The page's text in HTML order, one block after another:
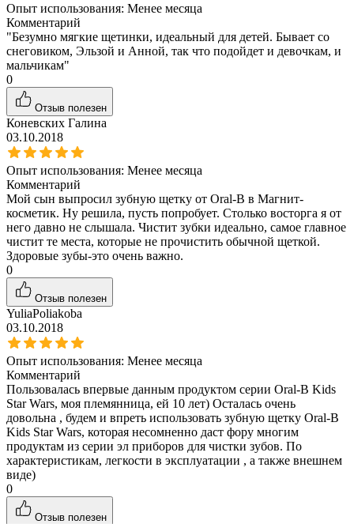
Опыт использования: Менее месяца
Комментарий
"Безумно мягкие щетинки, идеальный для детей. Бывает со
снеговиком, Эльзой и Анной, так что подойдет и девочкам, и
мальчикам"
0
Отзыв полезен
Коневских Галина
03.10.2018
Опыт использования: Менее месяца
Комментарий
Мой сын выпросил зубную щетку от Оrаl-B в Магнит-
косметик. Ну решила, пусть попробует. Столько восторга я от
него давно не слышала. Чистит зубки идеально, самое главное
чистит те места, которые не прочистить обычной щеткой.
Здоровые зубы-это очень важно.
0
Отзыв полезен
YuliaPoliakoba
03.10.2018
Опыт использования: Менее месяца
Комментарий
Пользовалась впервые данным продуктом серии Oral-B Kids
Star Wars, моя племянница, ей 10 лет) Осталась очень
довольна , будем и впреть использовать зубную щетку Oral-B
Kids Star Wars, которая несомненно даст фору многим
продуктам из серии эл приборов для чистки зубов. По
характеристикам, легкости в эксплуатации , а также внешнем
виде)
0
Отзыв полезен